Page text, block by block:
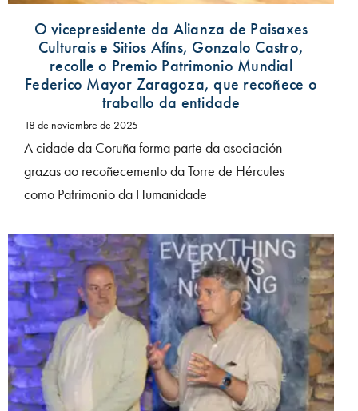
O vicepresidente da Alianza de Paisaxes
Culturais e Sitios Afíns, Gonzalo Castro,
recolle o Premio Patrimonio Mundial
Federico Mayor Zaragoza, que recoñece o
traballo da entidade
18 de noviembre de 2025
A cidade da Coruña forma parte da asociación
grazas ao recoñecemento da Torre de Hércules
como Patrimonio da Humanidade